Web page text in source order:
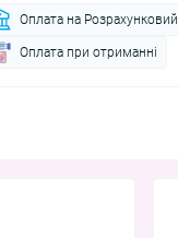
Оплата на
Оплата при отриманні